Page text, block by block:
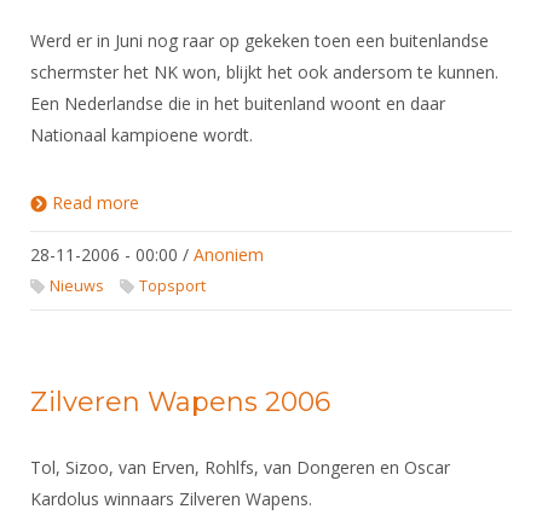
Werd er in Juni nog raar op gekeken toen een buitenlandse
schermster het NK won, blijkt het ook andersom te kunnen.
Een Nederlandse die in het buitenland woont en daar
Nationaal kampioene wordt.
Read more
28-11-2006 - 00:00 / Anoniem
Nieuws Topsport
Zilveren Wapens 2006
Tol, Sizoo, van Erven, Rohlfs, van Dongeren en Oscar
Kardolus winnaars Zilveren Wapens.